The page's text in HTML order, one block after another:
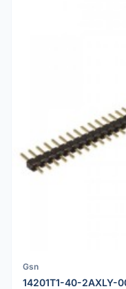
Gsn
14201T1-40-2AXLY-